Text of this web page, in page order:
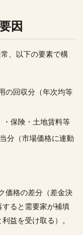
因
、以下の要素で構
の回収分（年次均等
保険・土地賃料等
分（市場価格に連動
価格の差分（差金決
ると需要家が補填
益を受け取る）。